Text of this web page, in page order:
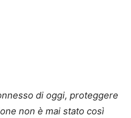
di oggi, proteggere
non è mai stato così